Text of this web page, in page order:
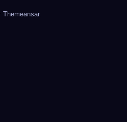
Themeansar.